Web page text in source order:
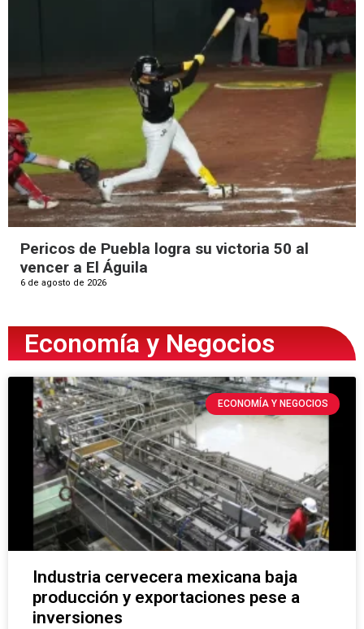
Pericos de Puebla logra su victoria 50 al
vencer a El Águila
6 de agosto de 2026
Economía y Negocios
ECONOMÍA Y NEGOCIOS
Industria cervecera mexicana baja
producción y exportaciones pese a
inversiones